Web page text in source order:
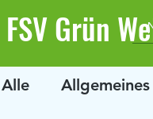
FSV Grün
Alle
Allgemeines